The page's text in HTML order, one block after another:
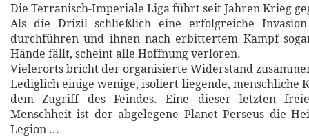
Die Terranisch-Imperiale Liga führt seit Jahren Krieg
Als die Drizil schließlich eine erfolgreiche Invasion
durchführen und ihnen nach erbittertem Kampf
Hände fällt, scheint alle Hoffnung verloren.
Vielerorts bricht der organisierte Widerstand
Lediglich einige wenige, isoliert liegende, menschliche
dem Zugriff des Feindes. Eine dieser letzten
Menschheit ist der abgelegene Planet Perseus die
Legion ...